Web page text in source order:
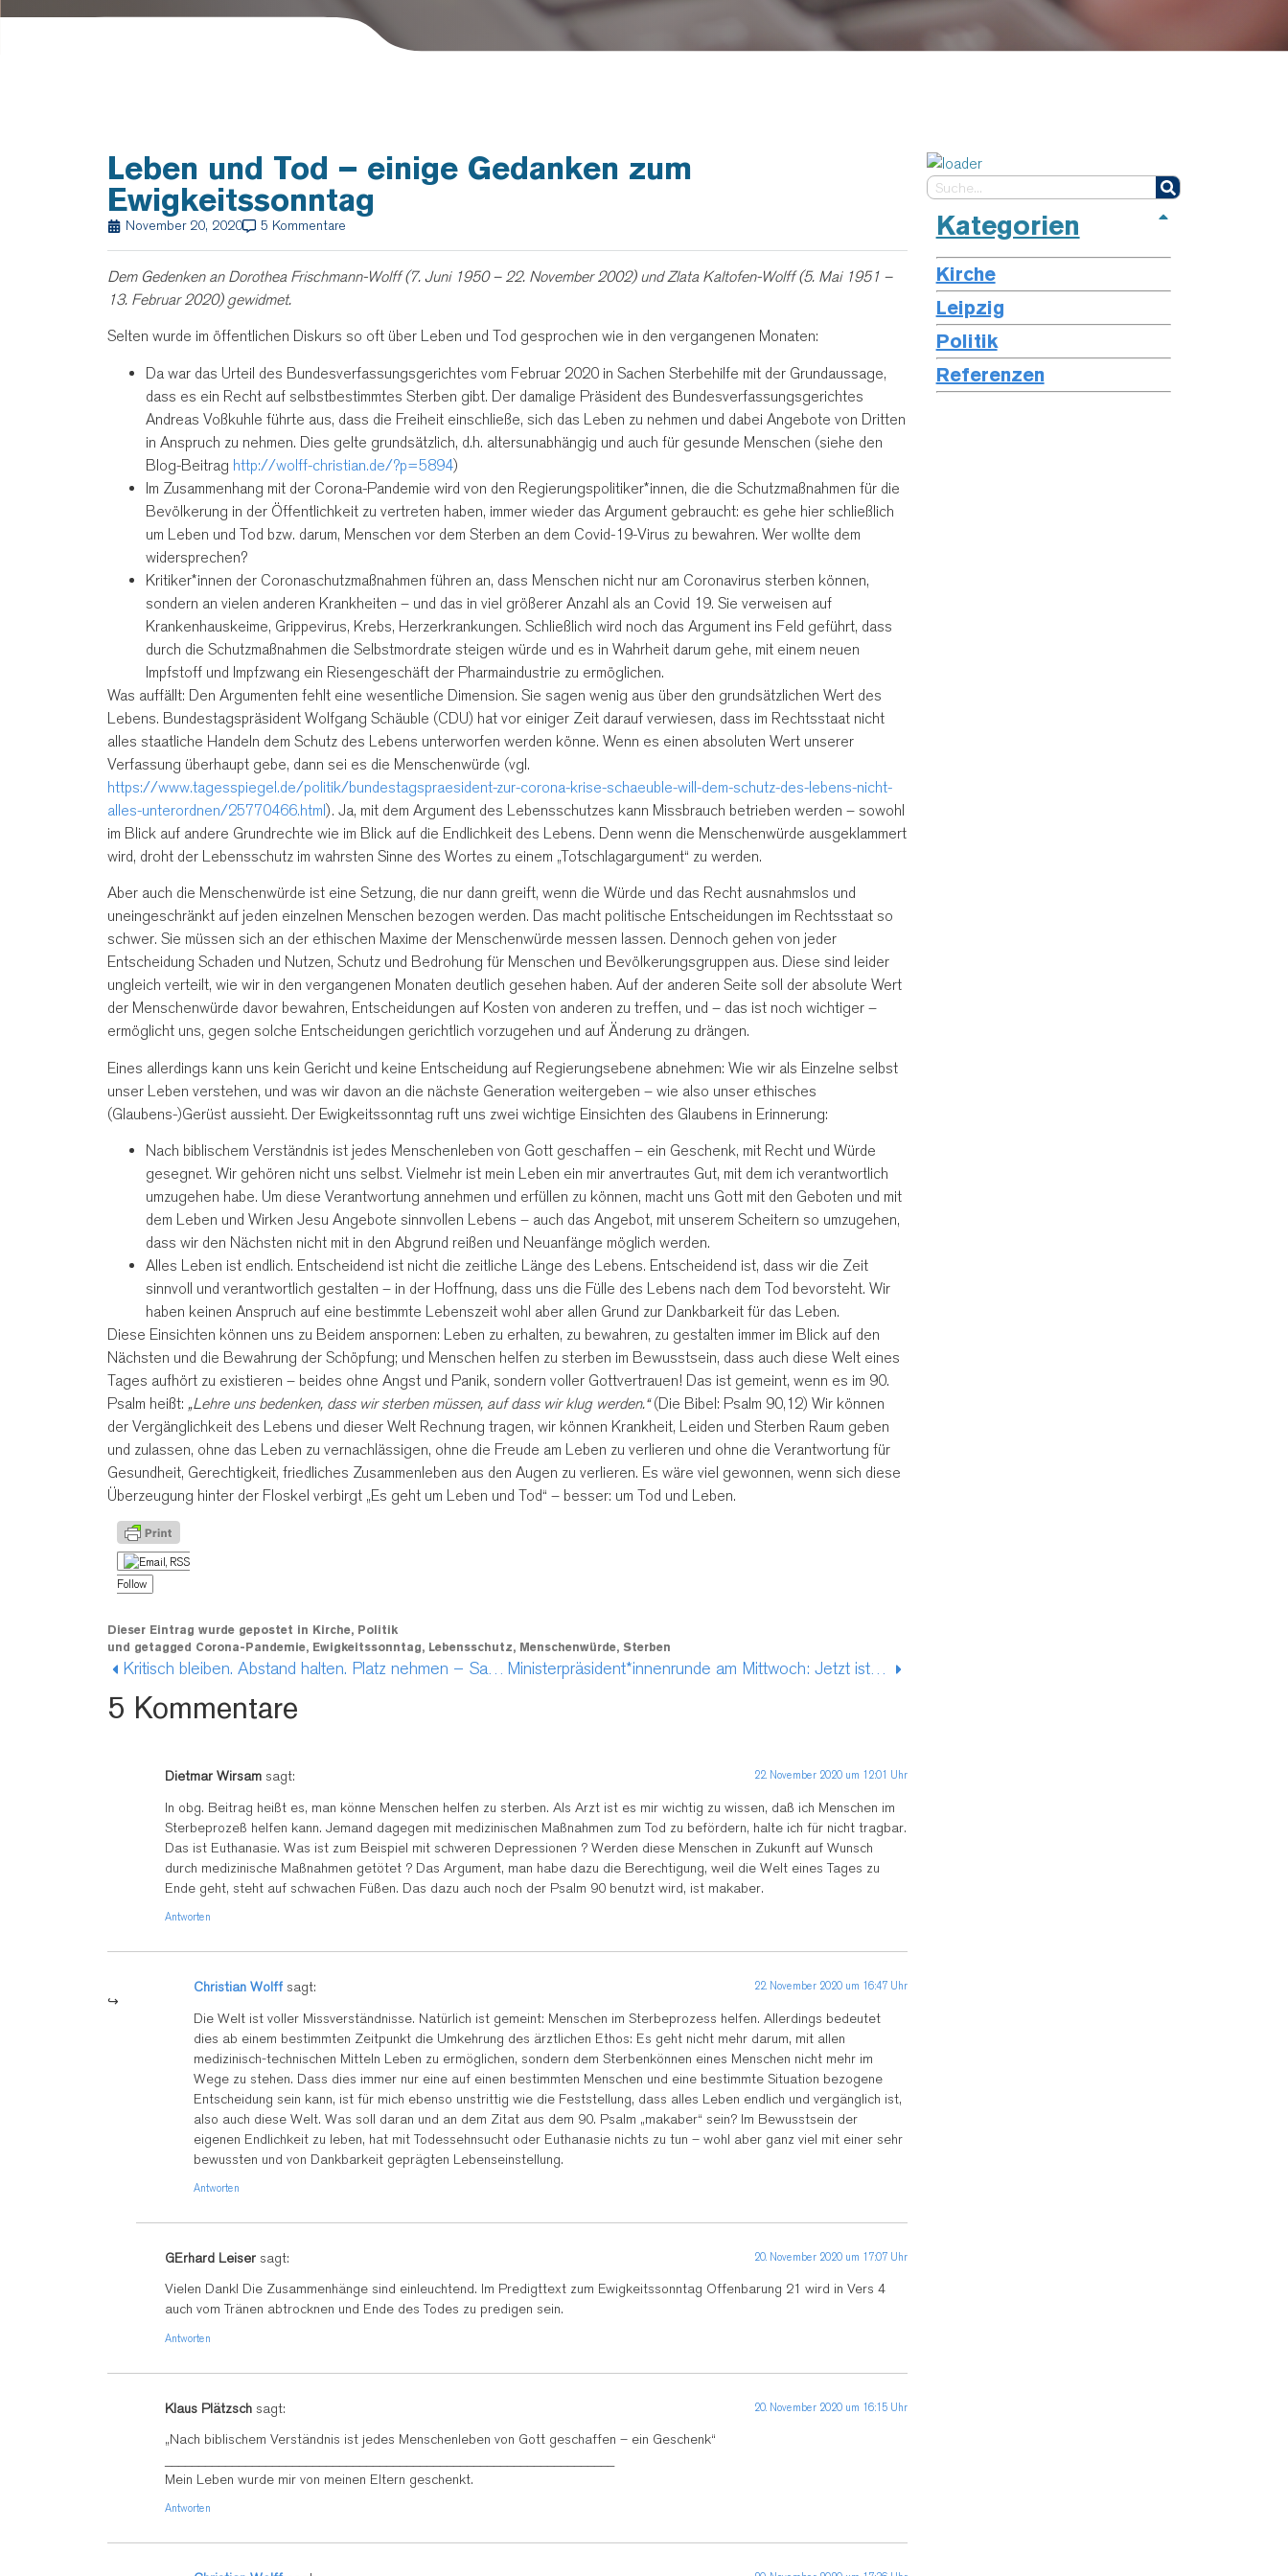
Leben und Tod – einige Gedanken zum
Ewigkeitssonntag
November 20, 2020 5 Kommentare
Dem Gedenken an Dorothea Frischmann-Wolff (7. Juni 1950 – 22. November 2002) und Zlata Kaltofen-Wolff (5. Mai 1951 –
13. Februar 2020) gewidmet.
Selten wurde im öffentlichen Diskurs so oft über Leben und Tod gesprochen wie in den vergangenen Monaten:
Da war das Urteil des Bundesverfassungsgerichtes vom Februar 2020 in Sachen Sterbehilfe mit der Grundaussage,
dass es ein Recht auf selbstbestimmtes Sterben gibt. Der damalige Präsident des Bundesverfassungsgerichtes
Andreas Voßkuhle führte aus, dass die Freiheit einschließe, sich das Leben zu nehmen und dabei Angebote von Dritten
in Anspruch zu nehmen. Dies gelte grundsätzlich, d.h. altersunabhängig und auch für gesunde Menschen (siehe den
Blog-Beitrag http://wolff-christian.de/?p=5894)
Im Zusammenhang mit der Corona-Pandemie wird von den Regierungspolitiker*innen, die die Schutzmaßnahmen für die
Bevölkerung in der Öffentlichkeit zu vertreten haben, immer wieder das Argument gebraucht: es gehe hier schließlich
um Leben und Tod bzw. darum, Menschen vor dem Sterben an dem Covid-19-Virus zu bewahren. Wer wollte dem
widersprechen?
Kritiker*innen der Coronaschutzmaßnahmen führen an, dass Menschen nicht nur am Coronavirus sterben können,
sondern an vielen anderen Krankheiten – und das in viel größerer Anzahl als an Covid 19. Sie verweisen auf
Krankenhauskeime, Grippevirus, Krebs, Herzerkrankungen. Schließlich wird noch das Argument ins Feld geführt, dass
durch die Schutzmaßnahmen die Selbstmordrate steigen würde und es in Wahrheit darum gehe, mit einem neuen
Impfstoff und Impfzwang ein Riesengeschäft der Pharmaindustrie zu ermöglichen.
Was auffällt: Den Argumenten fehlt eine wesentliche Dimension. Sie sagen wenig aus über den grundsätzlichen Wert des
Lebens. Bundestagspräsident Wolfgang Schäuble (CDU) hat vor einiger Zeit darauf verwiesen, dass im Rechtsstaat nicht
alles staatliche Handeln dem Schutz des Lebens unterworfen werden könne. Wenn es einen absoluten Wert unserer
Verfassung überhaupt gebe, dann sei es die Menschenwürde (vgl.
https://www.tagesspiegel.de/politik/bundestagspraesident-zur-corona-krise-schaeuble-will-dem-schutz-des-lebens-nicht-
alles-unterordnen/25770466.html). Ja, mit dem Argument des Lebensschutzes kann Missbrauch betrieben werden – sowohl
im Blick auf andere Grundrechte wie im Blick auf die Endlichkeit des Lebens. Denn wenn die Menschenwürde ausgeklammert
wird, droht der Lebensschutz im wahrsten Sinne des Wortes zu einem „Totschlagargument“ zu werden.
Aber auch die Menschenwürde ist eine Setzung, die nur dann greift, wenn die Würde und das Recht ausnahmslos und
uneingeschränkt auf jeden einzelnen Menschen bezogen werden. Das macht politische Entscheidungen im Rechtsstaat so
schwer. Sie müssen sich an der ethischen Maxime der Menschenwürde messen lassen. Dennoch gehen von jeder
Entscheidung Schaden und Nutzen, Schutz und Bedrohung für Menschen und Bevölkerungsgruppen aus. Diese sind leider
ungleich verteilt, wie wir in den vergangenen Monaten deutlich gesehen haben. Auf der anderen Seite soll der absolute Wert
der Menschenwürde davor bewahren, Entscheidungen auf Kosten von anderen zu treffen, und – das ist noch wichtiger –
ermöglicht uns, gegen solche Entscheidungen gerichtlich vorzugehen und auf Änderung zu drängen.
Eines allerdings kann uns kein Gericht und keine Entscheidung auf Regierungsebene abnehmen: Wie wir als Einzelne selbst
unser Leben verstehen, und was wir davon an die nächste Generation weitergeben – wie also unser ethisches
(Glaubens-)Gerüst aussieht. Der Ewigkeitssonntag ruft uns zwei wichtige Einsichten des Glaubens in Erinnerung:
Nach biblischem Verständnis ist jedes Menschenleben von Gott geschaffen – ein Geschenk, mit Recht und Würde
gesegnet. Wir gehören nicht uns selbst. Vielmehr ist mein Leben ein mir anvertrautes Gut, mit dem ich verantwortlich
umzugehen habe. Um diese Verantwortung annehmen und erfüllen zu können, macht uns Gott mit den Geboten und mit
dem Leben und Wirken Jesu Angebote sinnvollen Lebens – auch das Angebot, mit unserem Scheitern so umzugehen,
dass wir den Nächsten nicht mit in den Abgrund reißen und Neuanfänge möglich werden.
Alles Leben ist endlich. Entscheidend ist nicht die zeitliche Länge des Lebens. Entscheidend ist, dass wir die Zeit
sinnvoll und verantwortlich gestalten – in der Hoffnung, dass uns die Fülle des Lebens nach dem Tod bevorsteht. Wir
haben keinen Anspruch auf eine bestimmte Lebenszeit wohl aber allen Grund zur Dankbarkeit für das Leben.
Diese Einsichten können uns zu Beidem anspornen: Leben zu erhalten, zu bewahren, zu gestalten immer im Blick auf den
Nächsten und die Bewahrung der Schöpfung; und Menschen helfen zu sterben im Bewusstsein, dass auch diese Welt eines
Tages aufhört zu existieren – beides ohne Angst und Panik, sondern voller Gottvertrauen! Das ist gemeint, wenn es im 90.
Psalm heißt: „Lehre uns bedenken, dass wir sterben müssen, auf dass wir klug werden.“(Die Bibel: Psalm 90,12) Wir können
der Vergänglichkeit des Lebens und dieser Welt Rechnung tragen, wir können Krankheit, Leiden und Sterben Raum geben
und zulassen, ohne das Leben zu vernachlässigen, ohne die Freude am Leben zu verlieren und ohne die Verantwortung für
Gesundheit, Gerechtigkeit, friedliches Zusammenleben aus den Augen zu verlieren. Es wäre viel gewonnen, wenn sich diese
Überzeugung hinter der Floskel verbirgt „Es geht um Leben und Tod“ – besser: um Tod und Leben.
Follow
Dieser Eintrag wurde gepostet in Kirche, Politik
und getagged Corona-Pandemie, Ewigkeitssonntag, Lebensschutz, Menschenwürde, Sterben
Kritisch bleiben. Abstand halten. Platz nehmen – Samstag, 21.11.2020, 12.30 Uhr Augustusplatz Ministerpräsident*innenrunde am Mittwoch: Jetzt ist Akzeptanz gefragt!
5 Kommentare
Dietmar Wirsam sagt: 22. November 2020 um 12:01 Uhr
In obg. Beitrag heißt es, man könne Menschen helfen zu sterben. Als Arzt ist es mir wichtig zu wissen, daß ich Menschen im
Sterbeprozeß helfen kann. Jemand dagegen mit medizinischen Maßnahmen zum Tod zu befördern, halte ich für nicht tragbar.
Das ist Euthanasie. Was ist zum Beispiel mit schweren Depressionen ? Werden diese Menschen in Zukunft auf Wunsch
durch medizinische Maßnahmen getötet ? Das Argument, man habe dazu die Berechtigung, weil die Welt eines Tages zu
Ende geht, steht auf schwachen Füßen. Das dazu auch noch der Psalm 90 benutzt wird, ist makaber.
Antworten
Christian Wolff sagt: 22. November 2020 um 16:47 Uhr
Die Welt ist voller Missverständnisse. Natürlich ist gemeint: Menschen im Sterbeprozess helfen. Allerdings bedeutet
dies ab einem bestimmten Zeitpunkt die Umkehrung des ärztlichen Ethos: Es geht nicht mehr darum, mit allen
medizinisch-technischen Mitteln Leben zu ermöglichen, sondern dem Sterbenkönnen eines Menschen nicht mehr im
Wege zu stehen. Dass dies immer nur eine auf einen bestimmten Menschen und eine bestimmte Situation bezogene
Entscheidung sein kann, ist für mich ebenso unstrittig wie die Feststellung, dass alles Leben endlich und vergänglich ist,
also auch diese Welt. Was soll daran und an dem Zitat aus dem 90. Psalm „makaber“ sein? Im Bewusstsein der
eigenen Endlichkeit zu leben, hat mit Todessehnsucht oder Euthanasie nichts zu tun – wohl aber ganz viel mit einer sehr
bewussten und von Dankbarkeit geprägten Lebenseinstellung.
Antworten
GErhard Leiser sagt: 20. November 2020 um 17:07 Uhr
Vielen Dank! Die Zusammenhänge sind einleuchtend. Im Predigttext zum Ewigkeitssonntag Offenbarung 21 wird in Vers 4
auch vom Tränen abtrocknen und Ende des Todes zu predigen sein.
Antworten
Klaus Plätzsch sagt: 20. November 2020 um 16:15 Uhr
„Nach biblischem Verständnis ist jedes Menschenleben von Gott geschaffen – ein Geschenk“
Mein Leben wurde mir von meinen Eltern geschenkt.
Antworten
Kategorien
Kirche
Leipzig
Politik
Referenzen